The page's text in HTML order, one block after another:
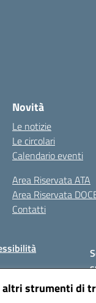
altri strumenti di
Novità
Le notizie
Le circolari
Calendario eventi
Area Riservata ATA
Area Riservata
Contatti